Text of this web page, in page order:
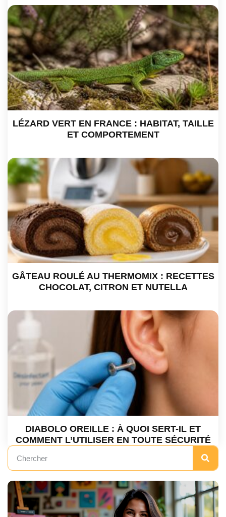
LÉZARD VERT EN FRANCE : HABITAT, TAILLE
ET COMPORTEMENT
GÂTEAU ROULÉ AU THERMOMIX : RECETTES
CHOCOLAT, CITRON ET NUTELLA
DIABOLO OREILLE : À QUOI SERT-IL ET
COMMENT L’UTILISER EN TOUTE SÉCURITÉ